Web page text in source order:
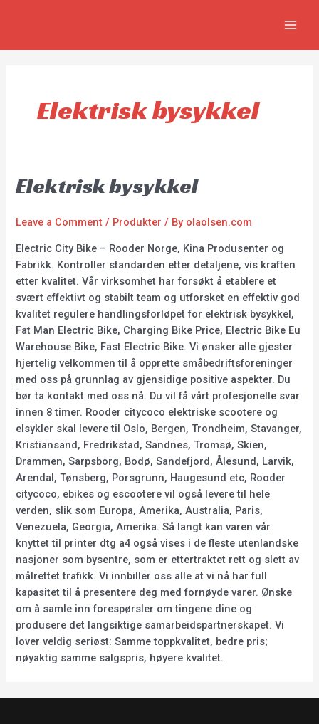
Elektrisk bysykkel
Elektrisk bysykkel
Leave a Comment / Produkter / By olaolsen.com
Electric City Bike – Rooder Norge, Kina Produsenter og
Fabrikk. Kontroller standarden etter detaljene, vis kraften
etter kvalitet. Vår virksomhet har forsøkt å etablere et
svært effektivt og stabilt team og utforsket en effektiv god
kvalitet regulere handlingsforløpet for elektrisk bysykkel,
Fat Man Electric Bike, Charging Bike Price, Electric Bike Eu
Warehouse Bike, Fast Electric Bike. Vi ønsker alle gjester
hjertelig velkommen til å opprette småbedriftsforeninger
med oss på grunnlag av gjensidige positive aspekter. Du
bør ta kontakt med oss nå. Du vil få vårt profesjonelle svar
innen 8 timer. Rooder citycoco elektriske scootere og
elsykler skal levere til Oslo, Bergen, Trondheim, Stavanger,
Kristiansand, Fredrikstad, Sandnes, Tromsø, Skien,
Drammen, Sarpsborg, Bodø, Sandefjord, Ålesund, Larvik,
Arendal, Tønsberg, Porsgrunn, Haugesund etc, Rooder
citycoco, ebikes og escootere vil også levere til hele
verden, slik som Europa, Amerika, Australia, Paris,
Venezuela, Georgia, Amerika. Så langt kan varen vår
knyttet til printer dtg a4 også vises i de fleste utenlandske
nasjoner som bysentre, som er ettertraktet rett og slett av
målrettet trafikk. Vi innbiller oss alle at vi nå har full
kapasitet til å presentere deg med fornøyde varer. Ønske
om å samle inn forespørsler om tingene dine og
produsere det langsiktige samarbeidspartnerskapet. Vi
lover veldig seriøst: Samme toppkvalitet, bedre pris;
nøyaktig samme salgspris, høyere kvalitet.